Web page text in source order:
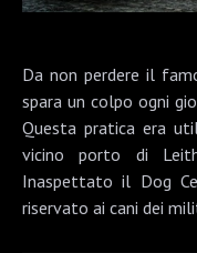
Da non perdere il
spara un colpo ogni
Questa pratica era
vicino porto di
Inaspettato il Dog
riservato ai cani dei